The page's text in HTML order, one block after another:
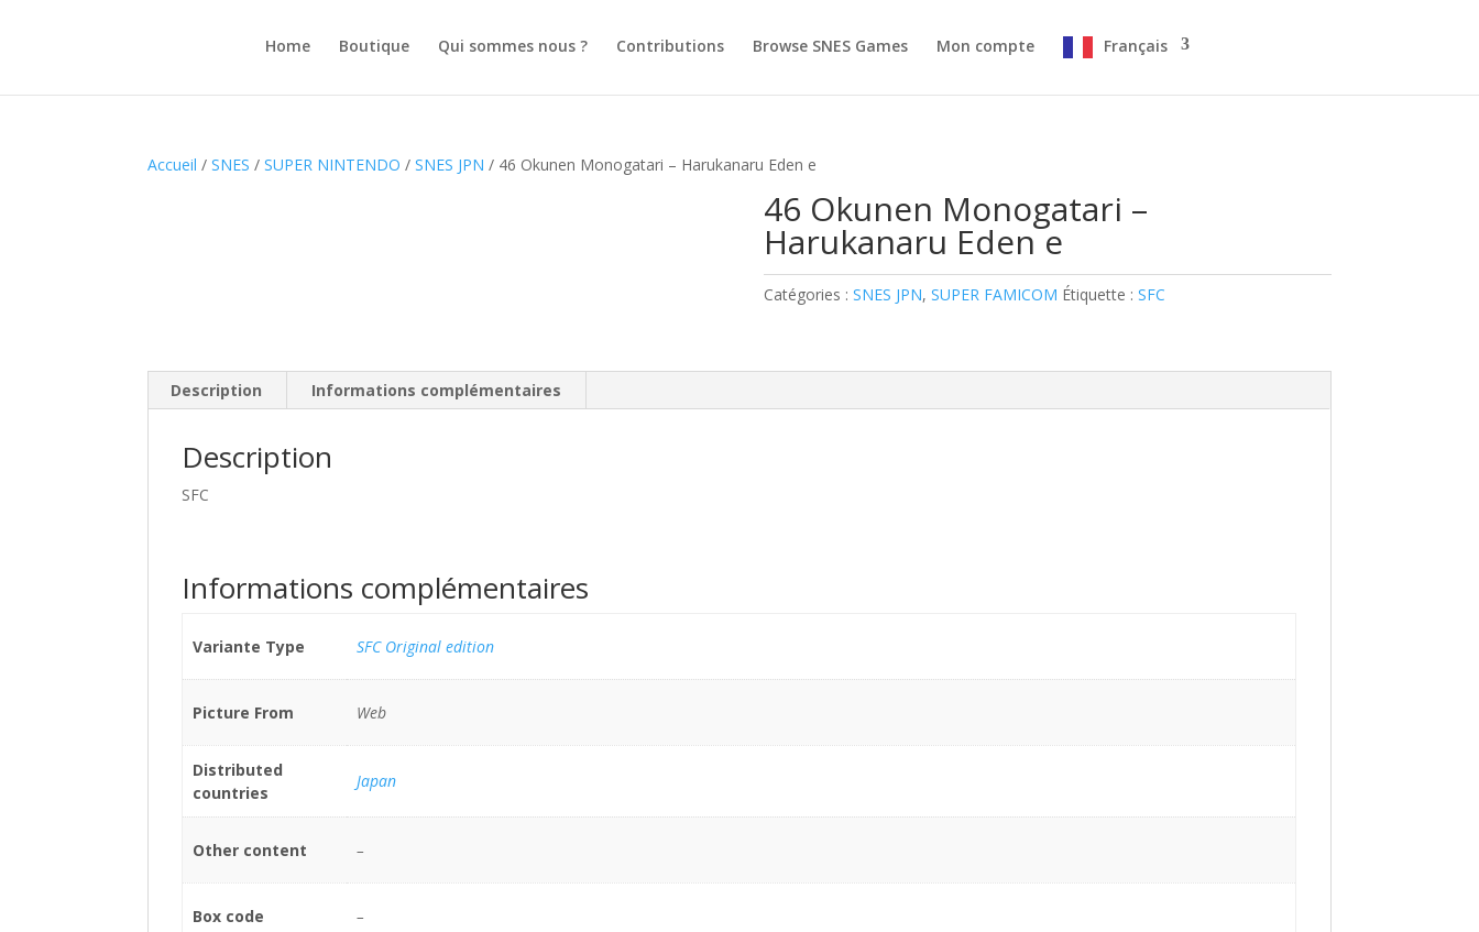
Home Boutique Qui sommes nous ? Contributions Browse SNES Games Mon compte Français
Accueil /SNES /SUPER NINTENDO /SNES JPN / 46 Okunen Monogatari – Harukanaru Eden e
46 Okunen Monogatari –
Harukanaru Eden e
Catégories : SNES JPN, SUPER FAMICOM Étiquette : SFC
Description Informations complémentaires
Description
SFC
Informations complémentaires
Variante Type SFC Original edition
Picture From Web
Distributed
countries
Japan
Other content –
Box code –